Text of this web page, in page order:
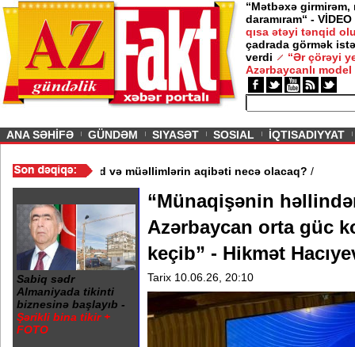
“Mətbəxə girmirəm,
daramıram“ - VİDEO
qısa ətəyi tənqid
çadrada görmək
verdi
“Ər çörəyi
Azərbaycanlı model
ANA SƏHİFƏ GÜNDƏM SIYASƏT SOSIAL İQTISADIYYAT
məktəb bağlandı - Şagird və müəllimlərin aqibəti necə olacaq?
Sabiq sədr
Almaniyada tikinti
biznesinə başlayıb -
Şərikli bina tikir +
FOTO
“Münaqişənin
Azərbaycan orta güc
keçib” - Hikmət
Tarix 10.06.26, 20:10